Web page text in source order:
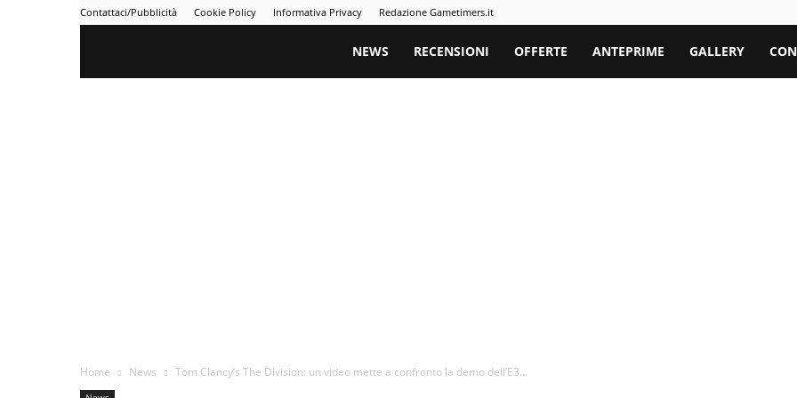
Contattaci/Pubblicità Cookie Policy Informativa Privacy Redazione Gametimers.it
Gametimers
NEWS RECENSIONI OFFERTE ANTEPRIME GALLERY
Home News Tom Clancy’s The Division: un video mette a confronto la demo dell’E3...